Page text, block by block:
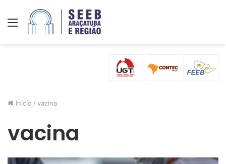
Menu
Início / vacina
vacina